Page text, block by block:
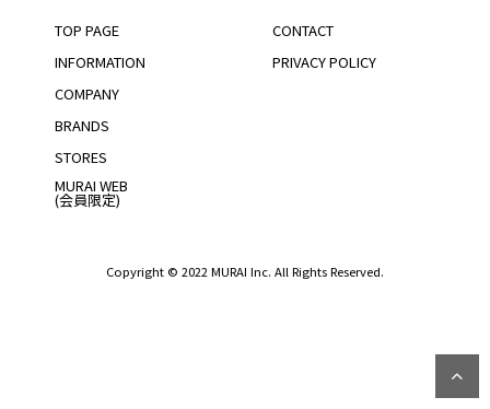
TOP PAGE
INFORMATION
COMPANY
BRANDS
STORES
MURAI WEB
(会員限定)
CONTACT
PRIVACY POLICY
Copyright © 2022 MURAI Inc. All Rights Reserved.